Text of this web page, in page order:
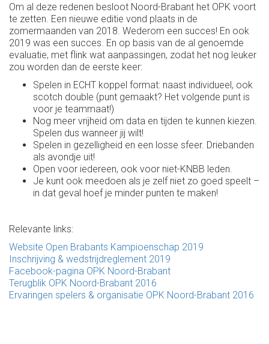
Om al deze redenen besloot Noord-Brabant het OPK voort
te zetten. Een nieuwe editie vond plaats in de
zomermaanden van 2018. Wederom een succes! En ook
2019 was een succes. En op basis van de al genoemde
evaluatie, met flink wat aanpassingen, zodat het nog leuker
zou worden dan de eerste keer:
Spelen in ECHT koppel format: naast individueel, ook
scotch double (punt gemaakt? Het volgende punt is
voor je teammaat!)
Nog meer vrijheid om data en tijden te kunnen kiezen.
Spelen dus wanneer jij wilt!
Spelen in gezelligheid en een losse sfeer. Driebanden
als avondje uit!
Open voor iedereen, ook voor niet-KNBB leden.
Je kunt ook meedoen als je zelf niet zo goed speelt –
in dat geval hoef je minder punten te maken!
Relevante links:
Website Open Brabants Kampioenschap 2019
Inschrijving & wedstrijdreglement 2019
Facebook-pagina OPK Noord-Brabant
Terugblik OPK Noord-Brabant 2016
Ervaringen spelers & organisatie OPK Noord-Brabant 2016